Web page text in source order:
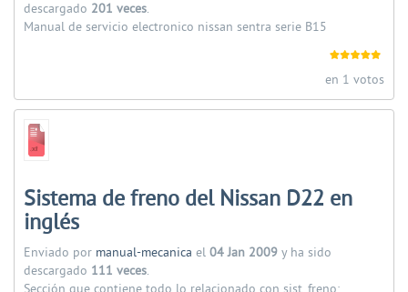
descargado 201 veces.
Manual de servicio electronico nissan sentra serie B15
en 1 votos
Sistema de freno del Nissan D22 en
inglés
Enviado por manual-mecanica el 04 Jan 2009 y ha sido
descargado 111 veces.